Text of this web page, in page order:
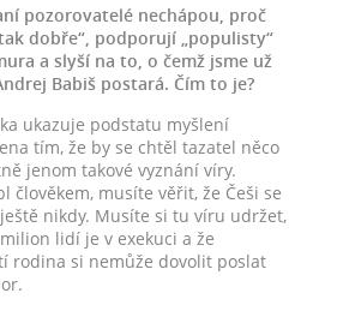
pozorovatelé nechápou, proč
dobře“, podporují „populisty“
a slyší na to, o čemž jsme už
Babiš postará. Čím to je?
ukazuje podstatu myšlení
tím, že by se chtěl tazatel něco
jenom takové vyznání víry.
člověkem, musíte věřit, že Češi se
nikdy. Musíte si tu víru udržet,
lidí je v exekuci a že
rodina si nemůže dovolit poslat